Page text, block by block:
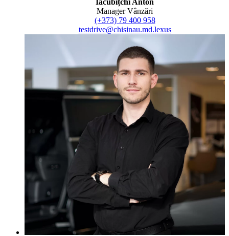
Manager Vânzări
(+373) 79 400 958
testdrive@chisinau.md.lexus